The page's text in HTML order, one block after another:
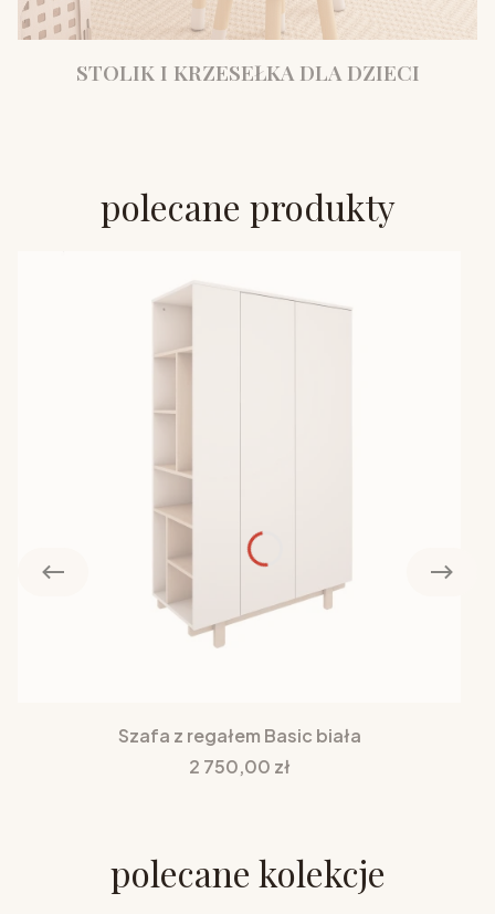
STOLIK I KRZESEŁKA DLA DZIECI
polecane produkty
Szafa z regałem Basic biała
Cena
2 750,00 zł
polecane kolekcje